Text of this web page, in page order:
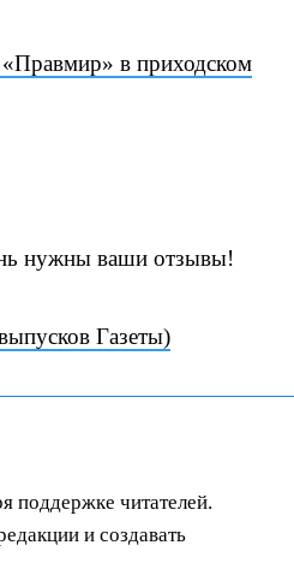
«Правмир» в приходском
нужны ваши отзывы!
Газеты)
поддержке читателей.
и создавать